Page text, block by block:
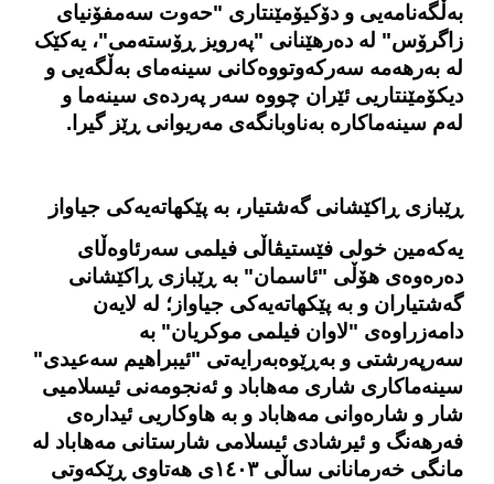
به‌ڵگه‌نامه‌یی و دۆکیۆمێنتاری "حەوت سەمفۆنیای
زاگرۆس" لە دەرهێنانی "پەرویز ڕۆستەمی"، یەکێک
لە بەرهەمە سەرکەوتووەکانی سینەمای به‌ڵگه‌یی و
دیکۆمێنتاریی ئێران چووه‌ سه‌ر په‌رده‌ی سینه‌ما و
لەم سینەماکاره‌ بەناوبانگه‌ی مەریوانی ڕێز گیرا.
ڕێبازی ڕاکێشانی گەشتیار، بە پێکهاتەیەکی جیاواز
یەکەمین خولی فێستیڤاڵی فیلمی سه‌رئاوه‌ڵای
دەرەوەی هۆڵی "ئاسمان" بە ڕێبازی ڕاکێشانی
گەشتیاران و بە پێکهاتەیەکی جیاواز؛ لە لایەن
دامه‌زراوه‌ی "لاوان فیلمی موکریان" بە
سەرپەرشتی و به‌ڕێوه‌به‌رایه‌تی "ئیبراهیم سەعیدی"
سینەماکاری شاری مەهاباد و ئەنجومەنی ئیسلامیی
شار و شارەوانی مەهاباد و بە هاوکاریی ئیداره‌ی
فەرهەنگ و ئیرشادی ئیسلامی شارستانی مەهاباد لە
مانگی خه‌رمانانی ساڵی ١٤٠٣ی هه‌تاوی ڕێکه‌وتی